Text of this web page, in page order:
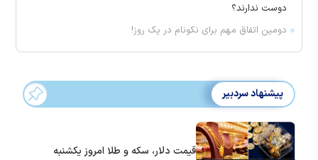
دوست ندارند؟
دومین اتفاق مهم برای نکونام در یک روز!
پیشنهاد سردبیر
قیمت دلار، سکه و طلا امروز یکشنبه